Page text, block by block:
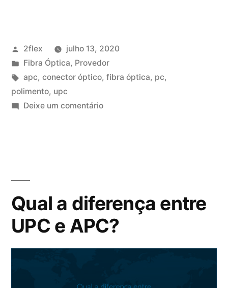
2flex
julho 13, 2020
Fibra Óptica, Provedor
apc, conector óptico, fibra óptica, pc,
polimento, upc
Deixe um comentário
Qual a diferença entre
UPC e APC?